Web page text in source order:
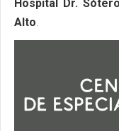
Hospital Dr.
Alto.